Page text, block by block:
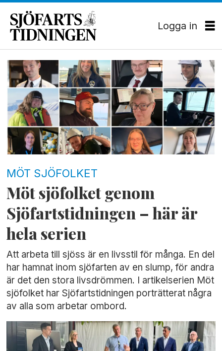
Logga in
Tag:
sjöfartstidningen
MÖT SJÖFOLKET
Möt sjöfolket genom
Sjöfartstidningen – här är
hela serien
Att arbeta till sjöss är en livsstil för många. En del
har hamnat inom sjöfarten av en slump, för andra
är det den stora livsdrömmen. I artikelserien Möt
sjöfolket har Sjöfartstidningen porträtterat några
av alla som arbetar ombord.